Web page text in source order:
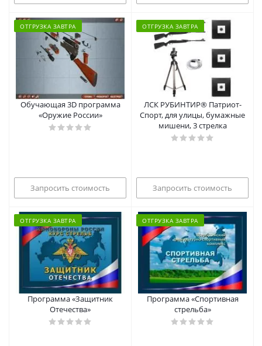
ОТГРУЗКА ЗАВТРА
Обучающая 3D программа
«Оружие России»
Запросить стоимость
ОТГРУЗКА ЗАВТРА
ЛСК РУБИНТИР® Патриот-
Спорт, для улицы, бумажные
мишени, 3 стрелка
Запросить стоимость
ОТГРУЗКА ЗАВТРА
Программа «Защитник
Отечества»
ОТГРУЗКА ЗАВТРА
Программа «Спортивная
стрельба»